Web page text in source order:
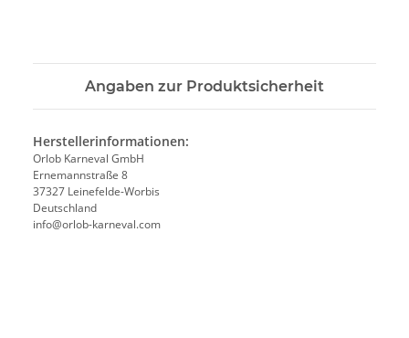
Angaben zur Produktsicherheit
Herstellerinformationen:
Orlob Karneval GmbH
Ernemannstraße 8
37327 Leinefelde-Worbis
Deutschland
info@orlob-karneval.com